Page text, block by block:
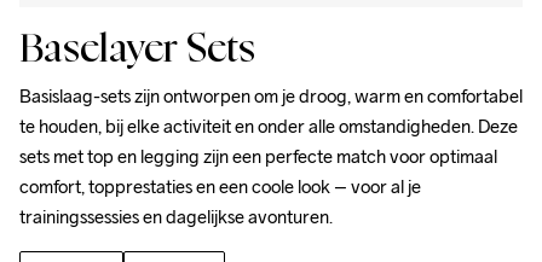
Baselayer Sets
Basislaag-sets zijn ontworpen om je droog, warm en comfortabel
te houden, bij elke activiteit en onder alle omstandigheden. Deze
sets met top en legging zijn een perfecte match voor optimaal
comfort, topprestaties en een coole look – voor al je
trainingssessies en dagelijkse avonturen.